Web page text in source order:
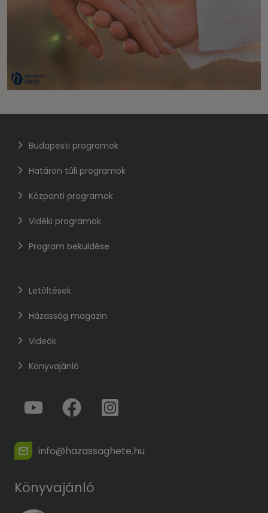
Budapesti programok
Határon túli programok
Központi programok
Vidéki programok
Program beküldése
Letöltések
Házasság magazin
Videók
Könyvajánló
info@hazassaghete.hu
Könyvajánló